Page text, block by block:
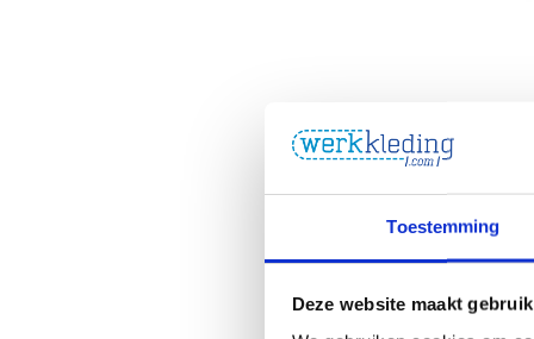
Toestemming
Deze website maaktHavep overall
€152,89